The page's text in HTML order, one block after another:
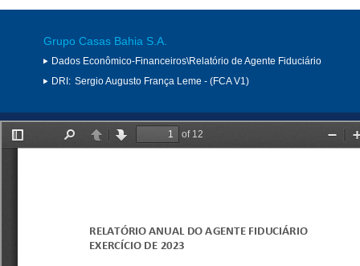
Grupo Casas Bahia S.A.
Dados Econômico-Financeiros\Relatório de Agente Fiduciário
DRI: Sergio Augusto França Leme - (FCA V1)